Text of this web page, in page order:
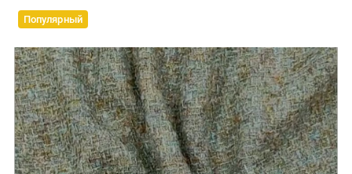
Популярный